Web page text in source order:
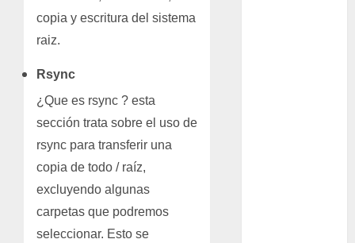
copia y escritura del sistema
raiz.
Rsync
¿Que es rsync ? esta
sección trata sobre el uso de
rsync para transferir una
copia de todo / raíz,
excluyendo algunas
carpetas que podremos
seleccionar. Esto se